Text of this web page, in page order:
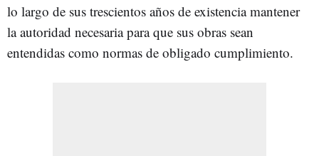
lo largo de sus trescientos años de existencia mantener
la autoridad necesaria para que sus obras sean
entendidas como normas de obligado cumplimiento.